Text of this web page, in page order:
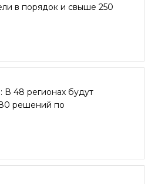
в порядок и свыше 250
48 регионах будут
решений по